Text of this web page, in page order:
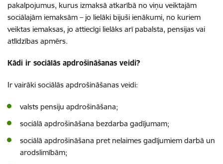
pakalpojumus, kurus izmaksā atkarībā no viņu veiktajām
sociālajām iemaksām – jo lielāki bijuši ienākumi, no kuriem
veiktas iemaksas, jo attiecīgi lielāks arī pabalsta, pensijas vai
atlīdzības apmērs.
Kādi ir sociālās apdrošināšanas veidi?
Ir vairāki sociālās apdrošināšanas veidi:
valsts pensiju apdrošināšana;
sociālā apdrošināšana bezdarba gadījumam;
sociālā apdrošināšana pret nelaimes gadījumiem darbā un
arodslimībām;